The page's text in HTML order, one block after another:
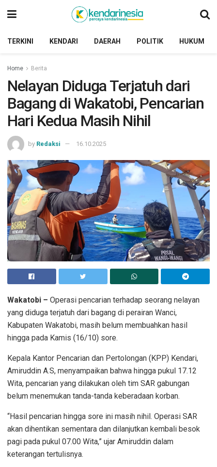
TERKINI KENDARI DAERAH POLITIK HUKUM
Home Berita
Nelayan Diduga Terjatuh dari
Bagang di Wakatobi, Pencarian
Hari Kedua Masih Nihil
by Redaksi 16.10.2025
Wakatobi – Operasi pencarian terhadap seorang nelayan
yang diduga terjatuh dari bagang di perairan Wanci,
Kabupaten Wakatobi, masih belum membuahkan hasil
hingga pada Kamis (16/10) sore.
Kepala Kantor Pencarian dan Pertolongan (KPP) Kendari,
Amiruddin A.S, menyampaikan bahwa hingga pukul 17.12
Wita, pencarian yang dilakukan oleh tim SAR gabungan
belum menemukan tanda-tanda keberadaan korban.
“Hasil pencarian hingga sore ini masih nihil. Operasi SAR
akan dihentikan sementara dan dilanjutkan kembali besok
pagi pada pukul 07.00 Wita,” ujar Amiruddin dalam
keterangan tertulisnya.